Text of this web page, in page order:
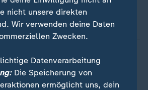
Hölscher
1:47
Déjà-vu in Bragas
Morbach
nicht unsere direkten
Wir verwenden deine Daten
Zwecken.
Datenverarbeitung
Die Speicherung von
ermöglicht uns, dein